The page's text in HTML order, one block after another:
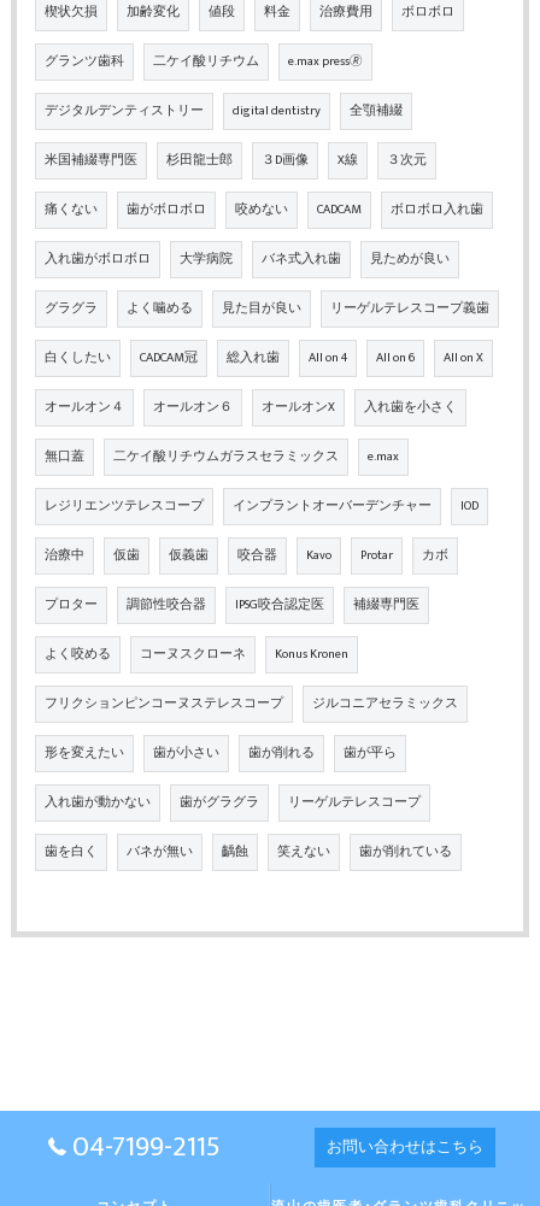
楔状欠損 加齢変化 値段 料金 治療費用 ボロボロ
グランツ歯科 二ケイ酸リチウム e.max press🄬
デジタルデンティストリー digital dentistry 全顎補綴
米国補綴専門医 杉田龍士郎 ３D画像 X線 ３次元
痛くない 歯がボロボロ 咬めない CADCAM ボロボロ入れ歯
入れ歯がボロボロ 大学病院 バネ式入れ歯 見ためが良い
グラグラ よく噛める 見た目が良い リーゲルテレスコープ義歯
白くしたい CADCAM冠 総入れ歯 All on 4 All on 6 All on X
オールオン４ オールオン６ オールオンX 入れ歯を小さく
無口蓋 二ケイ酸リチウムガラスセラミックス e.max
レジリエンツテレスコープ インプラントオーバーデンチャー IOD
治療中 仮歯 仮義歯 咬合器 Kavo Protar カボ
プロター 調節性咬合器 IPSG咬合認定医 補綴専門医
よく咬める コーヌスクローネ Konus Kronen
フリクションピンコーヌステレスコープ ジルコニアセラミックス
形を変えたい 歯が小さい 歯が削れる 歯が平ら
入れ歯が動かない 歯がグラグラ リーゲルテレスコープ
歯を白く バネが無い 齲蝕 笑えない 歯が削れている
04-7199-2115 お問い合わせはこちら